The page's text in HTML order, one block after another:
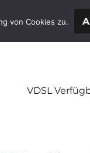
VDSL
von Cookies zu.